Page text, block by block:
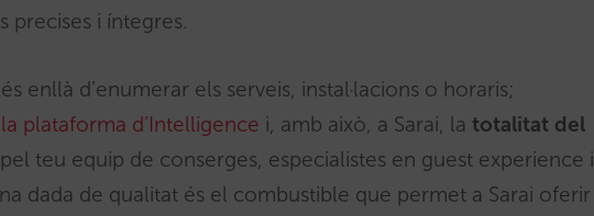
precises i íntegres.
enllà d’enumerar els serveis, instal·lacions o horaris;
la plataforma d’Intelligence i, amb això, a Sarai, la totalitat del
teu equip de conserges, especialistes en guest experience i
dada de qualitat és el combustible que permet a Sarai oferir